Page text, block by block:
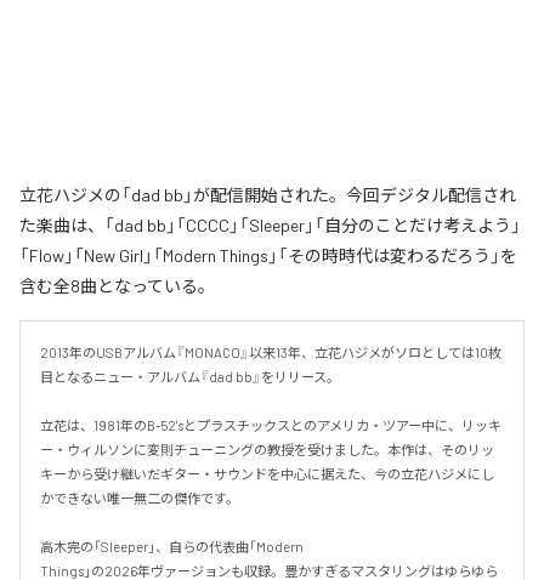
立花ハジメの「dad bb」が配信開始された。今回デジタル配信され
た楽曲は、「dad bb」「CCCC」「Sleeper」「自分のことだけ考えよう」
「Flow」「New Girl」「Modern Things」「その時時代は変わるだろう」を
含む全8曲となっている。
2013年のUSBアルバム『MONACO』以来13年、立花ハジメがソロとしては10枚
目となるニュー・アルバム『dad bb』をリリース。
立花は、1981年のB-52'sとプラスチックスとのアメリカ・ツアー中に、リッキ
ー・ウィルソンに変則チューニングの教授を受けました。本作は、そのリッ
キーから受け継いだギター・サウンドを中心に据えた、今の立花ハジメにし
かできない唯一無二の傑作です。
高木完の「Sleeper」、自らの代表曲「Modern
Things」の2026年ヴァージョンも収録。豊かすぎるマスタリングはゆらゆら